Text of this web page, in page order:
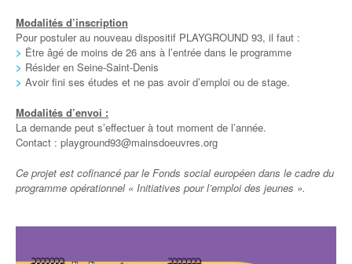
Modalités d’inscription
Pour postuler au nouveau dispositif PLAYGROUND 93, il faut :
> Être âgé de moins de 26 ans à l’entrée dans le programme
> Résider en Seine-Saint-Denis
> Avoir fini ses études et ne pas avoir d’emploi ou de stage.
Modalités d’envoi :
La demande peut s’effectuer à tout moment de l’année.
Contact : playground93@mainsdoeuvres.org
Ce projet est cofinancé par le Fonds social européen dans le cadre du
programme opérationnel « Initiatives pour l’emploi des jeunes ».